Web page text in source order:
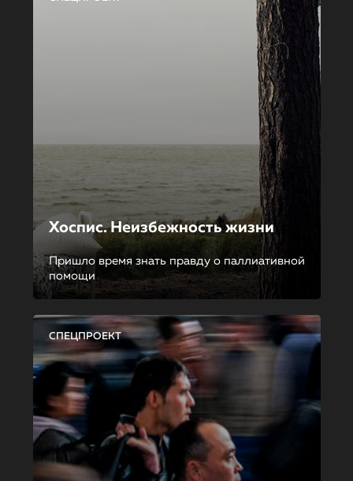
Хоспис. Неизбежность жизни
Пришло время знать правду о паллиативной
помощи
СПЕЦПРОЕКТ